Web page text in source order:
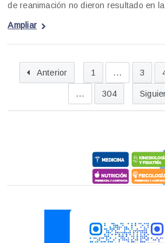
de reanimación no dieron resultado en
Ampliar
Anterior 1 … 3
… 304